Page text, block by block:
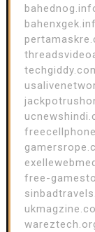
free-